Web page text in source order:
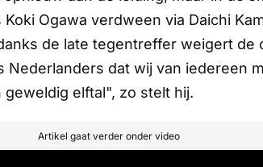
Ogawa verdween via Daichi
de late tegentreffer weigert de
Nederlanders dat wij van iedereen
elftal", zo stelt hij.
Artikel gaat verder onder video